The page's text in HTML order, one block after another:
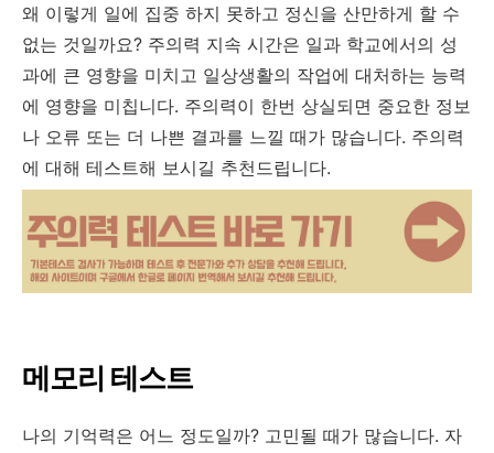
왜 이렇게 일에 집중 하지 못하고 정신을 산만하게 할 수
없는 것일까요? 주의력 지속 시간은 일과 학교에서의 성
과에 큰 영향을 미치고 일상생활의 작업에 대처하는 능력
에 영향을 미칩니다. 주의력이 한번 상실되면 중요한 정보
나 오류 또는 더 나쁜 결과를 느낄 때가 많습니다. 주의력
에 대해 테스트해 보시길 추천드립니다.
메모리 테스트
나의 기억력은 어느 정도일까? 고민될 때가 많습니다. 자